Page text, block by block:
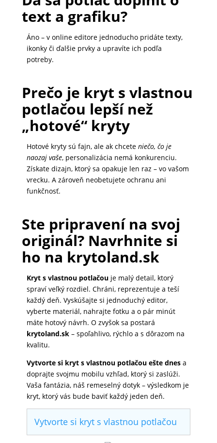
text a grafiku?
Áno – v online editore jednoducho pridáte texty,
ikonky či ďalšie prvky a upravíte ich podľa
potreby.
Prečo je kryt s vlastnou
potlačou lepší než
„hotové“ kryty
Hotové kryty sú fajn, ale ak chcete niečo, čo je
naozaj vaše, personalizácia nemá konkurenciu.
Získate dizajn, ktorý sa opakuje len raz – vo vašom
vrecku. A zároveň neobetujete ochranu ani
funkčnosť.
Ste pripravení na svoj
originál? Navrhnite si
ho na krytoland.sk
Kryt s vlastnou potlačouje malý detail, ktorý
spraví veľký rozdiel. Chráni, reprezentuje a teší
každý deň. Vyskúšajte si jednoduchý editor,
vyberte materiál, nahrajte fotku a o pár minút
máte hotový návrh. O zvyšok sa postará
krytoland.sk– spoľahlivo, rýchlo a s dôrazom na
kvalitu.
Vytvorte si kryt s vlastnou potlačou ešte dnesa
doprajte svojmu mobilu vzhľad, ktorý si zaslúži.
Vaša fantázia, náš remeselný dotyk – výsledkom je
kryt, ktorý vás bude baviť každý jeden deň.
Vytvorte si kryt s vlastnou potlačou